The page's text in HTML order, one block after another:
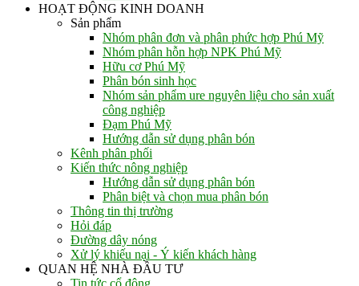
HOẠT ĐỘNG KINH DOANH
Sản phẩm
Nhóm phân đơn và phân phức hợp Phú Mỹ
Nhóm phân hỗn hợp NPK Phú Mỹ
Hữu cơ Phú Mỹ
Phân bón sinh học
Nhóm sản phẩm ure nguyên liệu cho sản xuất
công nghiệp
Đạm Phú Mỹ
Hướng dẫn sử dụng phân bón
Kênh phân phối
Kiến thức nông nghiệp
Hướng dẫn sử dụng phân bón
Phân biệt và chọn mua phân bón
Thông tin thị trường
Hỏi đáp
Đường dây nóng
Xử lý khiếu nại - Ý kiến khách hàng
QUAN HỆ NHÀ ĐẦU TƯ
Tin tức cổ đông